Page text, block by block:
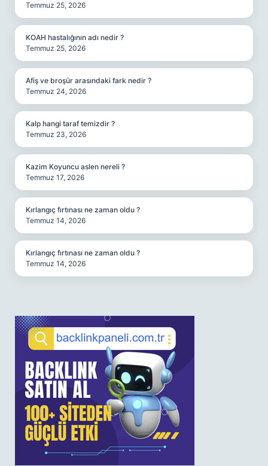
Temmuz 25, 2026
KOAH hastalığının adı nedir ?
Temmuz 25, 2026
Afiş ve broşür arasındaki fark nedir ?
Temmuz 24, 2026
Kalp hangi taraf temizdir ?
Temmuz 23, 2026
Kazim Koyuncu aslen nereli ?
Temmuz 17, 2026
Kırlangıç fırtınası ne zaman oldu ?
Temmuz 14, 2026
Kırlangıç fırtınası ne zaman oldu ?
Temmuz 14, 2026